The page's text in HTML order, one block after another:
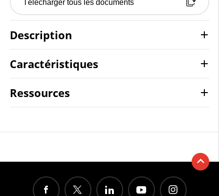
Télécharger tous les documents
Description
Caractéristiques
Ressources